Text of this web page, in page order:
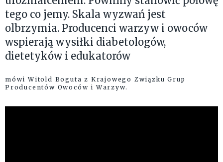
tego co jemy. Skala wyzwań jest
olbrzymia. Producenci warzyw i owoców
wspierają wysiłki diabetologów,
dietetyków i edukatorów
mówi Witold Boguta z Krajowego Związku Grup
Producentów Owoców i Warzyw.